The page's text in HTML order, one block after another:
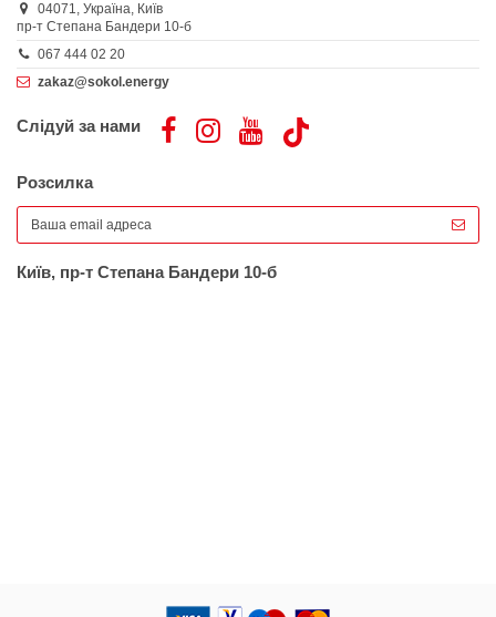
04071, Україна, Київ
пр-т Степана Бандери 10-б
067 444 02 20
zakaz@sokol.energy
Слідуй за нами
Розсилка
Київ, пр-т Степана Бандери 10-б